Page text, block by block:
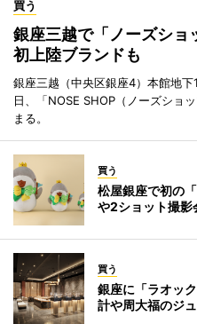
買う
銀座三越で「ノーズシ
初上陸ブランドも
銀座三越（中央区銀座4）本館地
日、「NOSE SHOP（ノーズショ
まる。
買う
松屋銀座で初の
や2ショット撮影
買う
銀座に「ラオッ
計や周大福のジ